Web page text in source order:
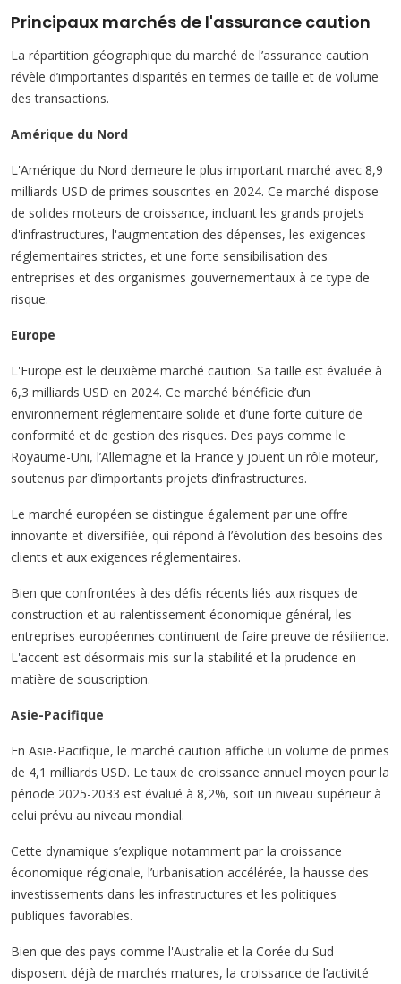
Principaux marchés de l'assurance caution
La répartition géographique du marché de l’assurance caution
révèle d’importantes disparités en termes de taille et de volume
des transactions.
Amérique du Nord
L'Amérique du Nord demeure le plus important marché avec 8,9
milliards USD de primes souscrites en 2024. Ce marché dispose
de solides moteurs de croissance, incluant les grands projets
d'infrastructures, l'augmentation des dépenses, les exigences
réglementaires strictes, et une forte sensibilisation des
entreprises et des organismes gouvernementaux à ce type de
risque.
Europe
L'Europe est le deuxième marché caution. Sa taille est évaluée à
6,3 milliards USD en 2024. Ce marché bénéficie d’un
environnement réglementaire solide et d’une forte culture de
conformité et de gestion des risques. Des pays comme le
Royaume-Uni, l’Allemagne et la France y jouent un rôle moteur,
soutenus par d’importants projets d’infrastructures.
Le marché européen se distingue également par une offre
innovante et diversifiée, qui répond à l’évolution des besoins des
clients et aux exigences réglementaires.
Bien que confrontées à des défis récents liés aux risques de
construction et au ralentissement économique général, les
entreprises européennes continuent de faire preuve de résilience.
L'accent est désormais mis sur la stabilité et la prudence en
matière de souscription.
Asie-Pacifique
En Asie-Pacifique, le marché caution affiche un volume de primes
de 4,1 milliards USD. Le taux de croissance annuel moyen pour la
période 2025-2033 est évalué à 8,2%, soit un niveau supérieur à
celui prévu au niveau mondial.
Cette dynamique s’explique notamment par la croissance
économique régionale, l’urbanisation accélérée, la hausse des
investissements dans les infrastructures et les politiques
publiques favorables.
Bien que des pays comme l'Australie et la Corée du Sud
disposent déjà de marchés matures, la croissance de l’activité